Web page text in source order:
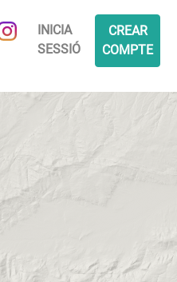
INICIA
SESSIÓ
CREAR
COMPTE